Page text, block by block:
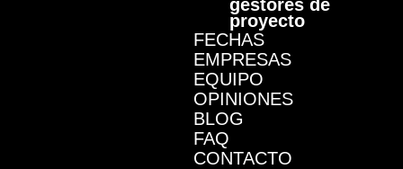
gestores de
proyecto
FECHAS
EMPRESAS
EQUIPO
OPINIONES
BLOG
FAQ
CONTACTO